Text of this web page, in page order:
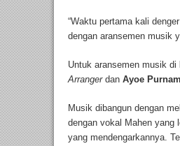
“Waktu pertama kali
dengan aransemen musik
Untuk aransemen musik
Arrangerdan Ayoe
Musik dibangun dengan
dengan vokal Mahen yang
yang mendengarkannya.